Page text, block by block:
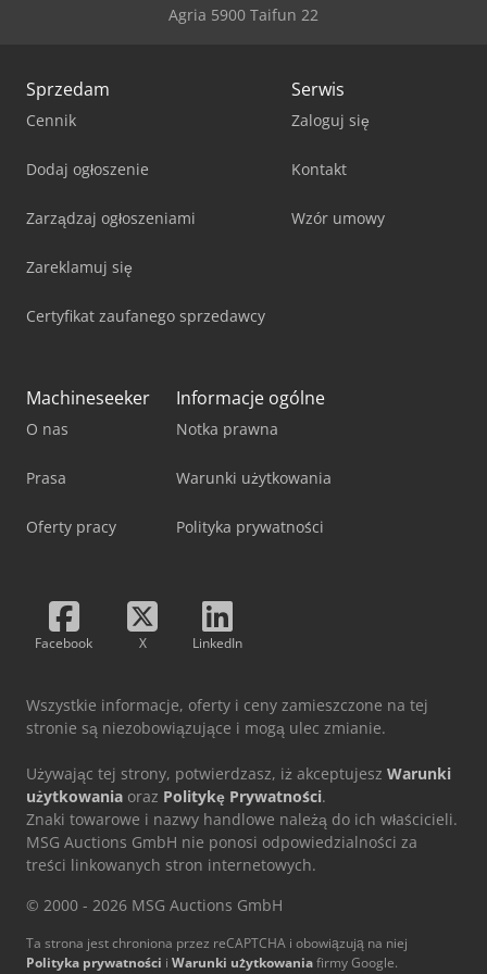
Agria 5900 Taifun 22
Sprzedam
Cennik
Dodaj ogłoszenie
Zarządzaj ogłoszeniami
Zareklamuj się
Certyfikat zaufanego sprzedawcy
Serwis
Zaloguj się
Kontakt
Wzór umowy
Machineseeker
O nas
Prasa
Oferty pracy
Informacje ogólne
Notka prawna
Warunki użytkowania
Polityka prywatności
Facebook X LinkedIn
Wszystkie informacje, oferty i ceny zamieszczone na tej
stronie są niezobowiązujące i mogą ulec zmianie.
Używając tej strony, potwierdzasz, iż akceptujesz Warunki
użytkowania oraz Politykę Prywatności.
Znaki towarowe i nazwy handlowe należą do ich właścicieli.
MSG Auctions GmbH nie ponosi odpowiedzialności za
treści linkowanych stron internetowych.
© 2000 - 2026 MSG Auctions GmbH
Ta strona jest chroniona przez reCAPTCHA i obowiązują na niej
Polityka prywatności i Warunki użytkowaniafirmy Google.